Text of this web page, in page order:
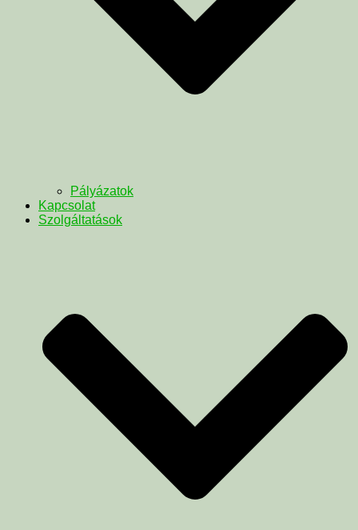
Pályázatok
Kapcsolat
Szolgáltatások